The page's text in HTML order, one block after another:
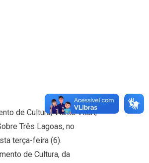
de Cultura, Vickie Vituri,
Três Lagoas, no
terça-feira (6).
de Cultura, da